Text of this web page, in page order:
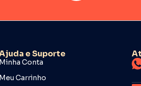
e Suporte
Minha Conta
Meu Carrinho